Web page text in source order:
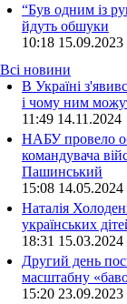
“Був одним із
йдуть обшуки
10:18 15.09.2023
Всі новини
В Україні
і чому ним
11:49 14.11.2024
НАБУ провело
командувача
Пашинський
15:08 14.05.2024
Наталія
українських
18:31 15.03.2024
Другий день
масштабну
15:20 23.09.2023